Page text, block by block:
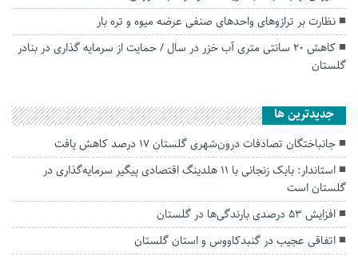
نظارت بر ترازوهای واحدهای صنفی عرضه میوه و تره بار
کاهش ۲۰ سانتی متری آب خزر در سال / حمایت از سرمایه گذاری در بنادر
گلستان
جديدترين ها
جانباختگان تصادفات درون‌شهری گلستان ۱۷ درصد کاهش یافت
استاندار: بابک زنجانی با ۱۱ هلدینگ اقتصادی پیگیر سرمایه‌گذاری در
گلستان است
افزایش ۵۳ درصدی بارندگی‌ها در گلستان
اتفاقی عجیب در‌ گنبدکاووس و استان گلستان